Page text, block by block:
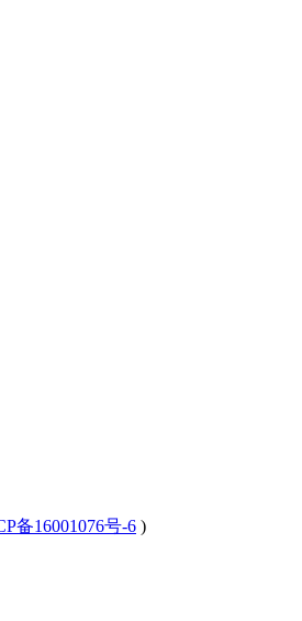
备16001076号-6 )